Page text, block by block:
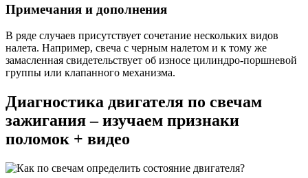
Примечания и дополнения
В ряде случаев присутствует сочетание нескольких видов
налета. Например, свеча с черным налетом и к тому же
замасленная свидетельствует об износе цилиндро-поршневой
группы или клапанного механизма.
Диагностика двигателя по свечам
зажигания – изучаем признаки
поломок + видео